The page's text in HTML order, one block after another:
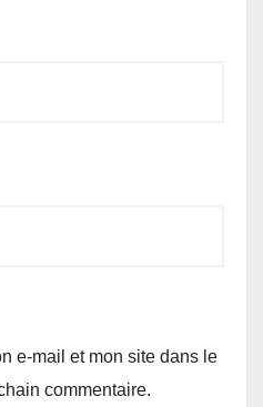
e-mail et mon site dans le
commentaire.